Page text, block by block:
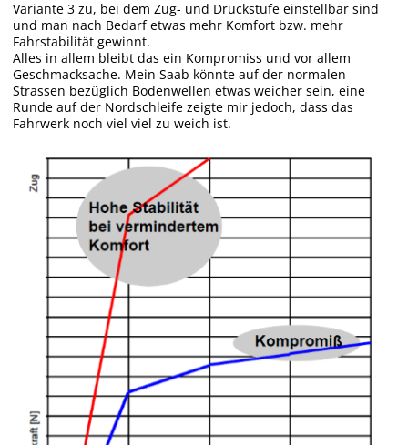
Variante 3 zu, bei dem Zug- und Druckstufe einstellbar sind
und man nach Bedarf etwas mehr Komfort bzw. mehr
Fahrstabilität gewinnt.
Alles in allem bleibt das ein Kompromiss und vor allem
Geschmacksache. Mein Saab könnte auf der normalen
Strassen bezüglich Bodenwellen etwas weicher sein, eine
Runde auf der Nordschleife zeigte mir jedoch, dass das
Fahrwerk noch viel viel zu weich ist.